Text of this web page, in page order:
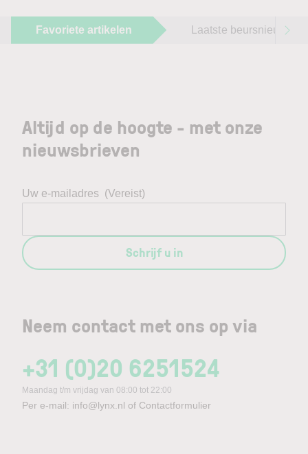
Favoriete artikelen Laatste beursnieuws
Neem contact met ons op via
+31 (0)20 6251524
Maandag t/m vrijdag van 08:00 tot 22:00
Per e-mail: info@lynx.nl of Contactformulier
Altijd op de hoogte - met onze
nieuwsbrieven
Uw e-mailadres (Vereist)
Schrijf u in